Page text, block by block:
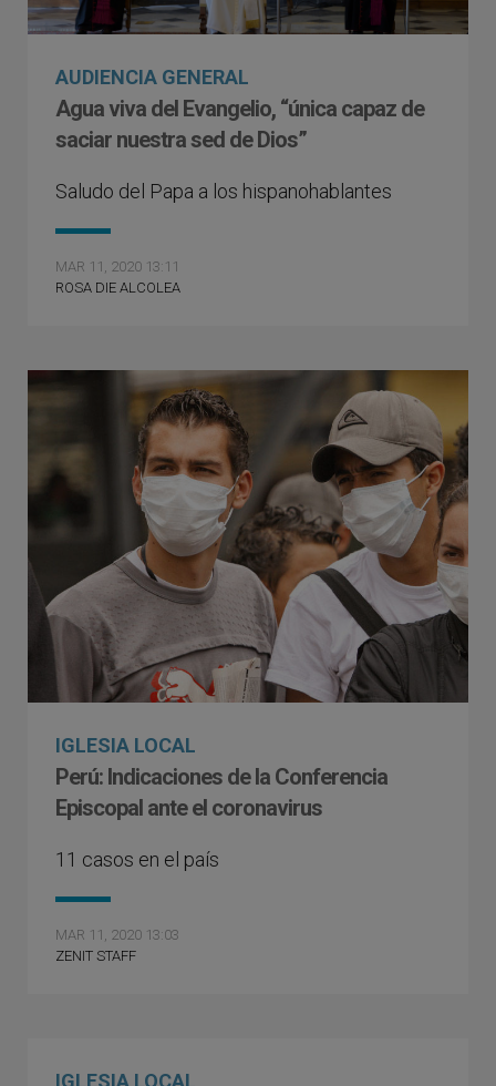
AUDIENCIA GENERAL
Agua viva del Evangelio, “única capaz de
saciar nuestra sed de Dios”
Saludo del Papa a los hispanohablantes
MAR 11, 2020 13:11
ROSA DIE ALCOLEA
IGLESIA LOCAL
Perú: Indicaciones de la Conferencia
Episcopal ante el coronavirus
11 casos en el país
MAR 11, 2020 13:03
ZENIT STAFF
IGLESIA LOCAL